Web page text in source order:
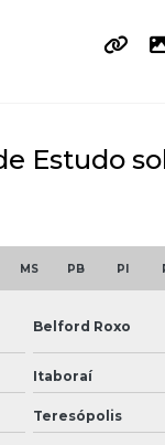
Estudo
MS PB PI
Belford Roxo
Itaboraí
Teresópolis